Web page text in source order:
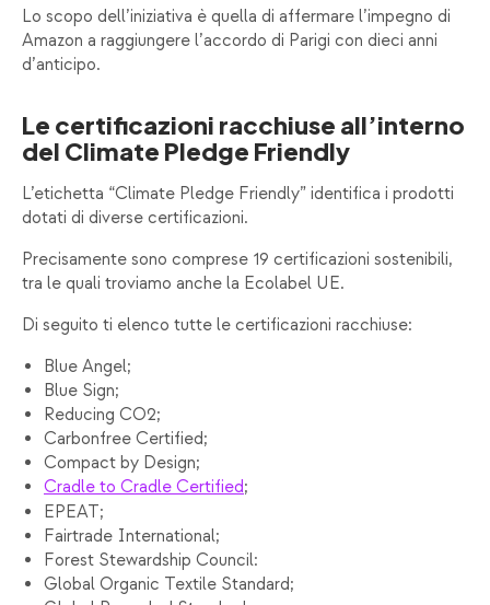
Lo scopo dell’iniziativa è quella di affermare l’impegno di
Amazon a raggiungere l’accordo di Parigi con dieci anni
d’anticipo.
Le certificazioni racchiuse all’interno
del Climate Pledge Friendly
L’etichetta “Climate Pledge Friendly” identifica i prodotti
dotati di diverse certificazioni.
Precisamente sono comprese 19 certificazioni sostenibili,
tra le quali troviamo anche la Ecolabel UE.
Di seguito ti elenco tutte le certificazioni racchiuse:
Blue Angel;
Blue Sign;
Reducing CO2;
Carbonfree Certified;
Compact by Design;
Cradle to Cradle Certified;
EPEAT;
Fairtrade International;
Forest Stewardship Council:
Global Organic Textile Standard;